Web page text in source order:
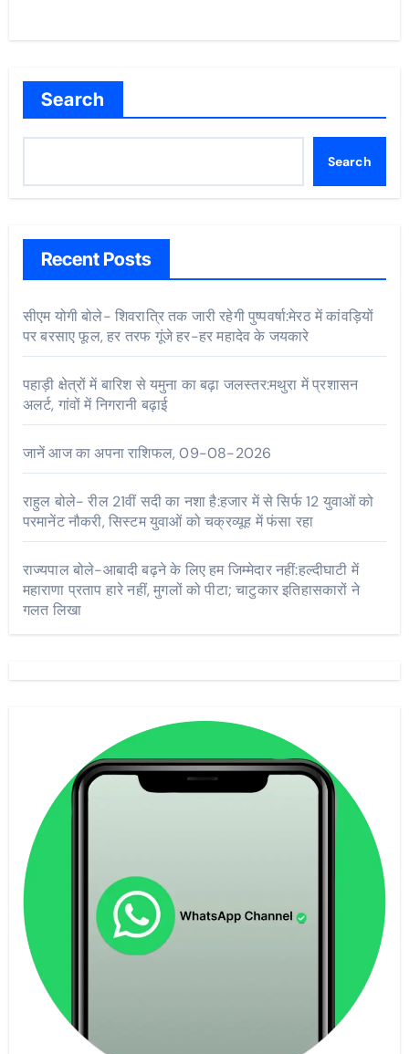
Search
Search
Recent Posts
सीएम योगी बोले- शिवरात्रि तक जारी रहेगी पुष्पवर्षा:मेरठ में कांवड़ियों
पर बरसाए फूल, हर तरफ गूंजे हर-हर महादेव के जयकारे
पहाड़ी क्षेत्रों में बारिश से यमुना का बढ़ा जलस्तर:मथुरा में प्रशासन
अलर्ट, गांवों में निगरानी बढ़ाई
जानें आज का अपना राशिफल, 09-08-2026
राहुल बोले- रील 21वीं सदी का नशा है:हजार में से सिर्फ 12 युवाओं को
परमानेंट नौकरी, सिस्टम युवाओं को चक्रव्यूह में फंसा रहा
राज्यपाल बोले-आबादी बढ़ने के लिए हम जिम्मेदार नहीं:हल्दीघाटी में
महाराणा प्रताप हारे नहीं, मुगलों को पीटा; चाटुकार इतिहासकारों ने
गलत लिखा